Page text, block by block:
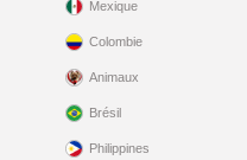
Mexique
Colombie
Animaux
Brésil
Philippines